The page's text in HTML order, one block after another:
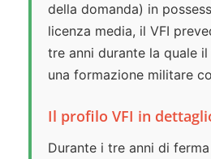
della domanda) in
licenza media, il VFI
tre anni durante la quale
una formazione militare
Il profilo VFI in
Durante i tre anni di